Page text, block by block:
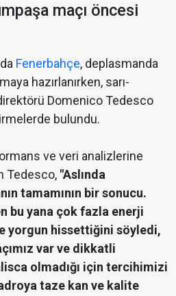
maçı öncesi
Fenerbahçe, deplasmanda
hazırlanırken, sarı-
Domenico Tedesco
bulundu.
ve veri analizlerine
Tedesco, "Aslında
tamamının bir sonucu.
bu yana çok fazla enerji
yorgun hissettiğini söyledi,
var ve dikkatli
olmadığı için tercihimizi
taze kan ve kalite